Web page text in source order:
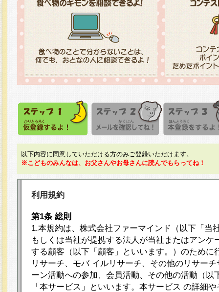
以下内容に同意していただける方のみご登録いただけます。
※こどものみんなは、お父さんやお母さんに読んでもらってね！
利用規約
第1条 総則
1.本規約は、株式会社ファーマインド（以下「当
もしくは当社が提携する法人が当社またはアンケ
する顧客（以下「顧客」といいます。）のために
リサーチ、モバ イルリサーチ、その他のリサー
ーン活動への参加、会員活動、その他の活動（以
「本サービス」といいます。本サービス の詳細